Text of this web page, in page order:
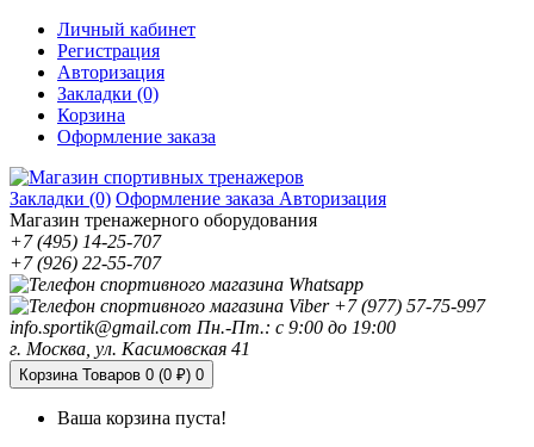
Личный кабинет
Регистрация
Авторизация
Закладки (0)
Корзина
Оформление заказа
Закладки (0) Оформление заказа Авторизация
Магазин тренажерного оборудования
+7 (495) 14-25-707
+7 (926) 22-55-707
+7 (977) 57-75-997
info.sportik@gmail.com Пн.-Пт.: с 9:00 до 19:00
г. Москва, ул. Касимовская 41
Корзина Товаров 0 (0 ₽) 0
Ваша корзина пуста!